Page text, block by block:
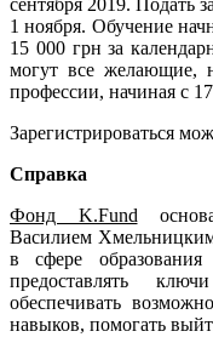
сентября 2019. Подать
1 ноября. Обучение
15 000 грн за
могут все желающие,
профессии, начиная с 17
Зарегистрироваться
Справка
Фонд K.Fund
Василием
в сфере
предоставлять
обеспечивать
навыков, помогать